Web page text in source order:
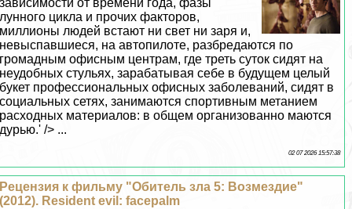
зависимости от времени года, фазы
лунного цикла и прочих факторов,
миллионы людей встают ни свет ни заря и,
невыспавшиеся, на автопилоте, разбредаются по
громадным офисным центрам, где треть суток сидят на
неудобных стульях, заpaбатывая себе в будущем целый
букет профессиональных офисных заболеваний, сидят в
социальных сетях, занимаются спортивным метанием
расходных материалов: в общем организованно маются
дурью.' /> ...
02 07 2026 15:57:38
Рецензия к фильму "Обитель зла 5: Возмездие"
(2012). Resident evil: facepalm